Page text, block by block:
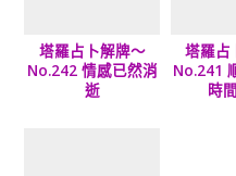
塔羅占卜解牌～
No.242 情感已然消
逝
塔羅占
No.241
時